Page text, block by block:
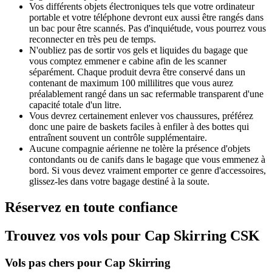
Vos différents objets électroniques tels que votre ordinateur
portable et votre téléphone devront eux aussi être rangés dans
un bac pour être scannés. Pas d'inquiétude, vous pourrez vous
reconnecter en très peu de temps.
N'oubliez pas de sortir vos gels et liquides du bagage que
vous comptez emmener e cabine afin de les scanner
séparément. Chaque produit devra être conservé dans un
contenant de maximum 100 millilitres que vous aurez
préalablement rangé dans un sac refermable transparent d'une
capacité totale d'un litre.
Vous devrez certainement enlever vos chaussures, préférez
donc une paire de baskets faciles à enfiler à des bottes qui
entraînent souvent un contrôle supplémentaire.
Aucune compagnie aérienne ne tolère la présence d'objets
contondants ou de canifs dans le bagage que vous emmenez à
bord. Si vous devez vraiment emporter ce genre d'accessoires,
glissez-les dans votre bagage destiné à la soute.
Réservez en toute confiance
Trouvez vos vols pour Cap Skirring CSK
Vols pas chers pour Cap Skirring